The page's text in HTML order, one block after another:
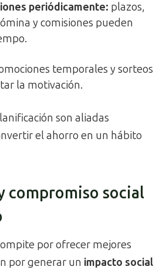
periódicamente: plazos,
y comisiones pueden
temporales y sorteos
la motivación.
son aliadas
el ahorro en un hábito
compromiso social
por ofrecer mejores
por generar un impacto social